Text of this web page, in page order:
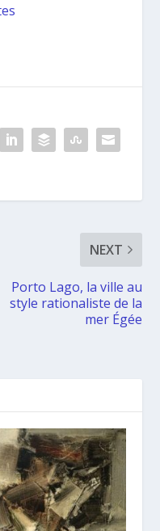
NEXT
Porto Lago, la ville au
style rationaliste de la
mer Égée